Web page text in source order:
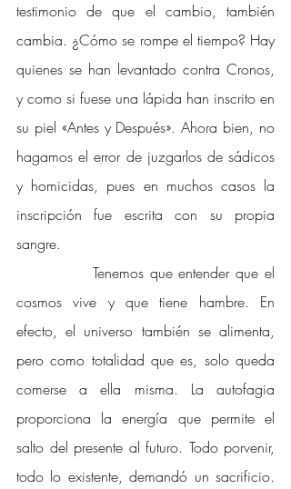
testimonio de que el cambio, también
cambia. ¿Cómo se rompe el tiempo? Hay
quienes se han levantado contra Cronos,
y como si fuese una lápida han inscrito en
su piel «Antes y Después». Ahora bien, no
hagamos el error de juzgarlos de sádicos
y homicidas, pues en muchos casos la
inscripción fue escrita con su propia
sangre.
Tenemos que entender que el
cosmos vive y que tiene hambre. En
efecto, el universo también se alimenta,
pero como totalidad que es, solo queda
comerse a ella misma. La autofagia
proporciona la energía que permite el
salto del presente al futuro. Todo porvenir,
todo lo existente, demandó un sacrificio.